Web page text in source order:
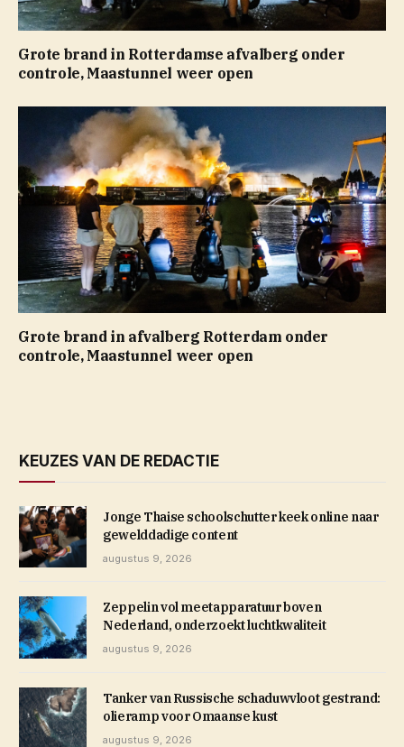
Grote brand in Rotterdamse afvalberg onder
controle, Maastunnel weer open
Grote brand in afvalberg Rotterdam onder
controle, Maastunnel weer open
KEUZES VAN DE REDACTIE
Jonge Thaise schoolschutter keek online naar
gewelddadige content
augustus 9, 2026
Zeppelin vol meetapparatuur boven
Nederland, onderzoekt luchtkwaliteit
augustus 9, 2026
Tanker van Russische schaduwvloot gestrand:
olieramp voor Omaanse kust
augustus 9, 2026